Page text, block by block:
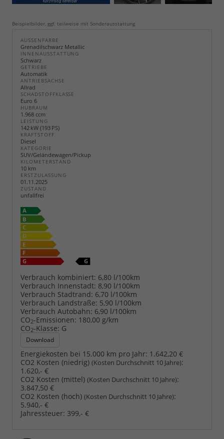
Beispielbilder, ggf. teilweise mit Sonderausstattung
AUSSENFARBE
Grenadilschwarz Metallic
INNENAUSSTATTUNG
Schwarz
GETRIEBE
Automatik
ANTRIEBSACHSE
Allrad
SCHADSTOFFKLASSE
Euro 6
HUBRAUM
1.968 ccm
LEISTUNG
142 kW (193 PS)
KRAFTSTOFF
Diesel
KATEGORIE
SUV/Geländewagen/Pickup
KILOMETERSTAND
10 km
ERSTZULASSUNG
01.11.2025
ZUSTAND
unfallfrei
Verbrauch kombiniert: 6,80 l/100km
Verbrauch Innenstadt: 8,90 l/100km
Verbrauch Stadtrand: 6,70 l/100km
Verbrauch Landstraße: 5,90 l/100km
Verbrauch Autobahn: 6,90 l/100km
CO2-Emissionen: 180,00 g/km
CO2-Klasse: G
Download
Energiekosten bei 15.000 km pro Jahr: 1.642,20 €
CO2 Kosten (niedrig) (Kosten Durchschnitt 10 Jahre):
1.620,- €
CO2 Kosten (mittel) (Kosten Durchschnitt 10 Jahre):
3.847,50 €
CO2 Kosten (hoch) (Kosten Durchschnitt 10 Jahre):
5.940,- €
Jahressteuer: 399,- €